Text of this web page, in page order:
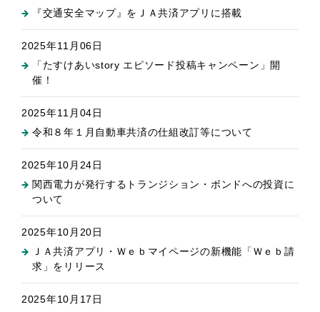
『交通安全マップ』をＪＡ共済アプリに搭載
2025年11月06日
「たすけあいstory エピソード投稿キャンペーン」開
催！
2025年11月04日
令和８年１月自動車共済の仕組改訂等について
2025年10月24日
関西電力が発行するトランジション・ボンドへの投資に
ついて
2025年10月20日
ＪＡ共済アプリ・Ｗｅｂマイページの新機能「Ｗｅｂ請
求」をリリース
2025年10月17日